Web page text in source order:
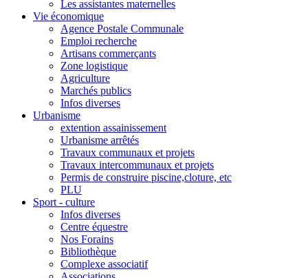
Les assistantes maternelles
Vie économique
Agence Postale Communale
Emploi recherche
Artisans commerçants
Zone logistique
Agriculture
Marchés publics
Infos diverses
Urbanisme
extention assainissement
Urbanisme arrêtés
Travaux communaux et projets
Travaux intercommunaux et projets
Permis de construire piscine,cloture, etc
PLU
Sport - culture
Infos diverses
Centre équestre
Nos Forains
Bibliothèque
Complexe associatif